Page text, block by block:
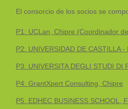
El consorcio de los socios se
P1: UCLan, Chipre (Coordinador
P2: UNIVERSIDAD DE CASTILLA -
P3: UNIVERSITA DEGLI STUDI DI
P4: GrantXpert Consulting, Chipre
P5: EDHEC BUSINESS SCHOOL,